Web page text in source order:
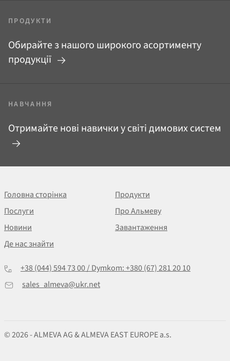
ПРОДУКТИ
Обирайте з нашого широкого асортименту
продукції
НАВЧАННЯ
Отримайте нові навички у світі димових систем
Головна сторінка
Продукти
Послуги
Про Альмеву
Новини
Завантаження
Де нас знайти
+38 (044) 594 73 00 / Dymkom: +380 (67) 281 20 10
sales_almeva@ukr.net
© 2026 - ALMEVA AG & ALMEVA EAST EUROPE a.s.